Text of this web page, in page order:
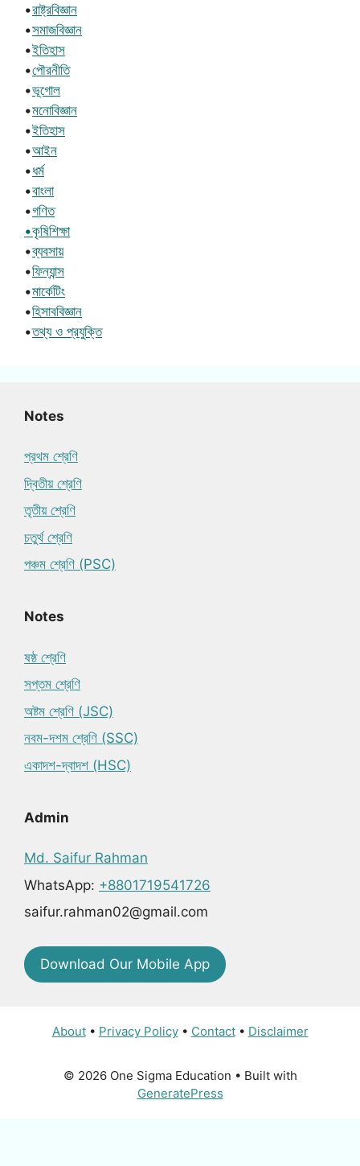
•রাষ্ট্রবিজ্ঞান
•সমাজবিজ্ঞান
•ইতিহাস
•পৌরনীতি
•ভূগোল
•মনোবিজ্ঞান
•ইতিহাস
•আইন
•ধর্ম
•বাংলা
•গণিত
•কৃষিশিক্ষা
•ব্যবসায়
•ফিন্যান্স
•মার্কেটিং
•হিসাববিজ্ঞান
•তথ্য ও প্রযুক্তি
Notes
প্রথম শ্রেণি
দ্বিতীয় শ্রেণি
তৃতীয় শ্রেণি
চতুর্থ শ্রেণি
পঞ্চম শ্রেণি (PSC)
Notes
ষষ্ঠ শ্রেণি
সপ্তম শ্রেণি
অষ্টম শ্রেণি (JSC)
নবম-দশম শ্রেণি (SSC)
একাদশ-দ্বাদশ (HSC)
Admin
Md. Saifur Rahman
WhatsApp: +8801719541726
saifur.rahman02@gmail.com
Download Our Mobile App
About• Privacy Policy• Contact• Disclaimer
© 2026 One Sigma Education • Built with
GeneratePress